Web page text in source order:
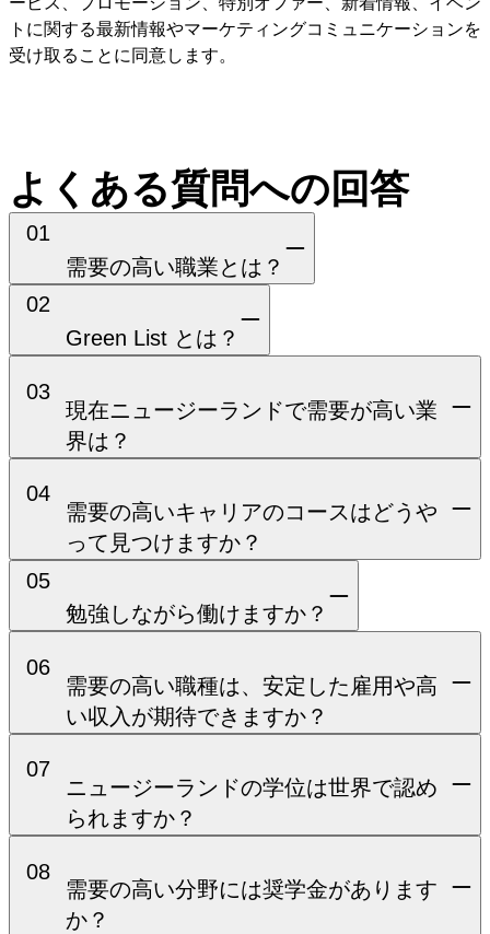
が実現します。ご同意ください。
トに関する最新情報やマーケティングコミュニケーションを
受け取ることに同意します。
よくある質問への回答
01
需要の高い職業とは？
02
Green List とは？
03
現在ニュージーランドで需要が高い業
界は？
04
需要の高いキャリアのコースはどうや
って見つけますか？
05
勉強しながら働けますか？
06
需要の高い職種は、安定した雇用や高
い収入が期待できますか？
07
ニュージーランドの学位は世界で認め
られますか？
08
需要の高い分野には奨学金があります
か？